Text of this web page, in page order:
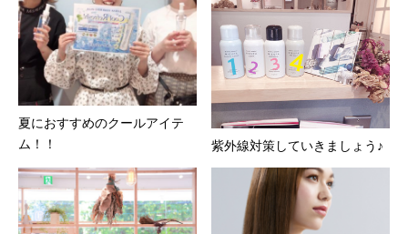
夏におすすめのクールアイテ
ム！！
紫外線対策していきましょう♪